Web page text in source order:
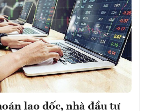
lao dốc, nhà đầu tư